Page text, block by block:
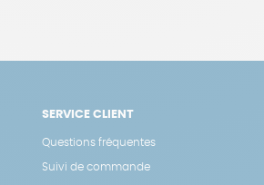
SERVICE CLIENT
Questions fréquentes
Suivi de commande